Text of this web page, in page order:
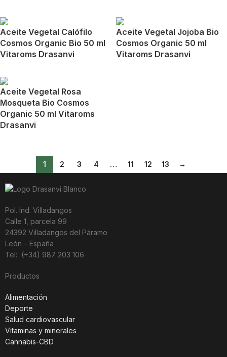
Aceite Vegetal Calófilo
Cosmos Organic Bio 50 ml
Vitaroms Drasanvi
Aceite Vegetal Jojoba Bio
Cosmos Organic 50 ml
Vitaroms Drasanvi
Aceite Vegetal Rosa
Mosqueta Bio Cosmos
Organic 50 ml Vitaroms
Drasanvi
1 2 3 4 … 11 12 13 →
Pol. Ind. Villadangos
Calle 1, parcela 99
24392 Villadangos del Páramo
León – España
Tel: (+34) 987 203 106
Productos
Alimentación
Deporte
Salud cardiovascular
Vitaminas y minerales
Cannabis-CBD